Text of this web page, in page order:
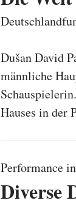
Dušan David
männliche
Hauses in der
Performance
Diverse